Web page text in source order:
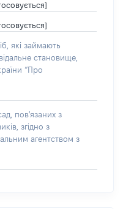
які займають
становище,
“Про
пов'язаних з
згідно з
агентством з